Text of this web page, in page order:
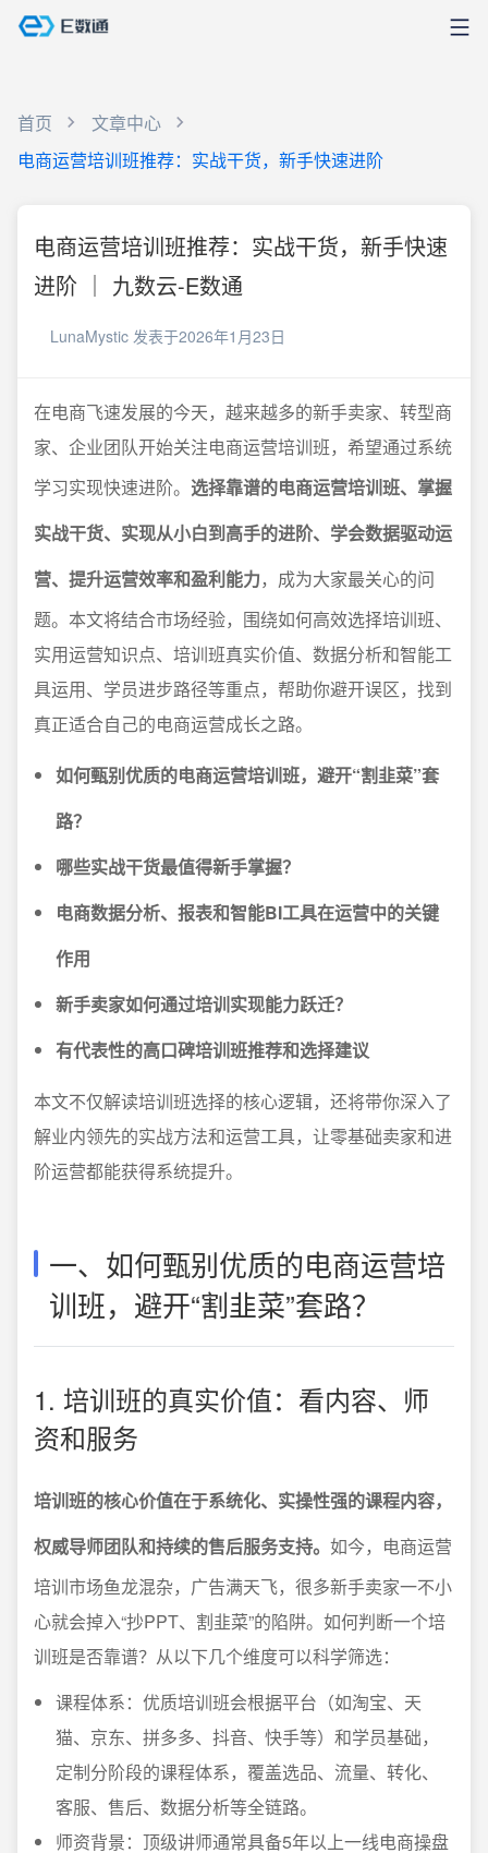
首页
文章中心
电商运营培训班推荐：实战干货，新手快速进阶
电商运营培训班推荐：实战干货，新手快速
进阶 ｜ 九数云-E数通
LunaMystic 发表于2026年1月23日
在电商飞速发展的今天，越来越多的新手卖家、转型商
家、企业团队开始关注电商运营培训班，希望通过系统
学习实现快速进阶。 选择靠谱的电商运营培训班、掌握
实战干货、实现从小白到高手的进阶、学会数据驱动运
营、提升运营效率和盈利能力，成为大家最关心的问
题。本文将结合市场经验，围绕如何高效选择培训班、
实用运营知识点、培训班真实价值、数据分析和智能工
具运用、学员进步路径等重点，帮助你避开误区，找到
真正适合自己的电商运营成长之路。
如何甄别优质的电商运营培训班，避开“割韭菜”套
路？
哪些实战干货最值得新手掌握？
电商数据分析、报表和智能BI工具在运营中的关键
作用
新手卖家如何通过培训实现能力跃迁？
有代表性的高口碑培训班推荐和选择建议
本文不仅解读培训班选择的核心逻辑，还将带你深入了
解业内领先的实战方法和运营工具，让零基础卖家和进
阶运营都能获得系统提升。
一、如何甄别优质的电商运营培
训班，避开“割韭菜”套路？
1. 培训班的真实价值：看内容、师
资和服务
培训班的核心价值在于系统化、实操性强的课程内容，
权威导师团队和持续的售后服务支持。 如今，电商运营
培训市场鱼龙混杂，广告满天飞，很多新手卖家一不小
心就会掉入“抄PPT、割韭菜”的陷阱。如何判断一个培
训班是否靠谱？从以下几个维度可以科学筛选：
课程体系：优质培训班会根据平台（如淘宝、天
猫、京东、拼多多、抖音、快手等）和学员基础，
定制分阶段的课程体系，覆盖选品、流量、转化、
客服、售后、数据分析等全链路。
师资背景：顶级讲师通常具备5年以上一线电商操盘